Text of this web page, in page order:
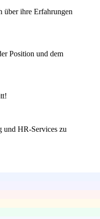
über ihre Erfahrungen
Position und dem
und HR-Services zu